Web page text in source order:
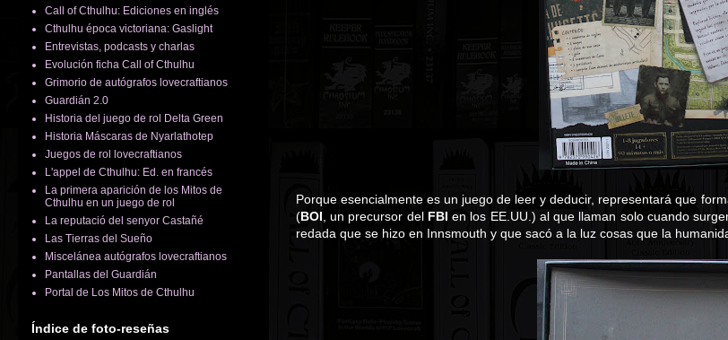
Porque esencialmente es un juego de leer y deducir, representará que
(BOI , un precursor del FBI en los EE.UU.) al que llaman solo cuando
redada que se hizo en Innsmouth y que sacó a la luz cosas que la
Call of Cthulhu: Ediciones en inglés
Cthulhu época victoriana: Gaslight
Entrevistas, podcasts y charlas
Evolución ficha Call of Cthulhu
Grimorio de autógrafos lovecraftianos
Guardián 2.0
Historia del juego de rol Delta Green
Historia Máscaras de Nyarlathotep
Juegos de rol lovecraftianos
L'appel de Cthulhu: Ed. en francés
La primera aparición de los Mitos de
Cthulhu en un juego de rol
La reputació del senyor Castañé
Las Tierras del Sueño
Miscelánea autógrafos lovecraftianos
Pantallas del Guardián
Portal de Los Mitos de Cthulhu
Índice de foto-reseñas